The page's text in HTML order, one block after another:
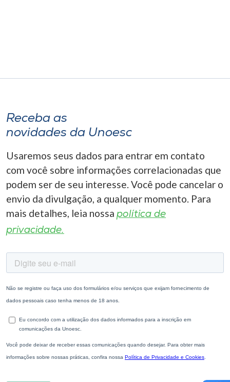
Receba as
novidades da Unoesc
Usaremos seus dados para entrar em contato
com você sobre informações correlacionadas que
podem ser de seu interesse. Você pode cancelar o
envio da divulgação, a qualquer momento. Para
mais detalhes, leia nossa política de
privacidade.